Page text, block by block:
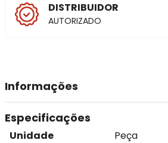
DISTRIBUIDOR
AUTORIZADO
Informações
Especificações
Unidade
Peça